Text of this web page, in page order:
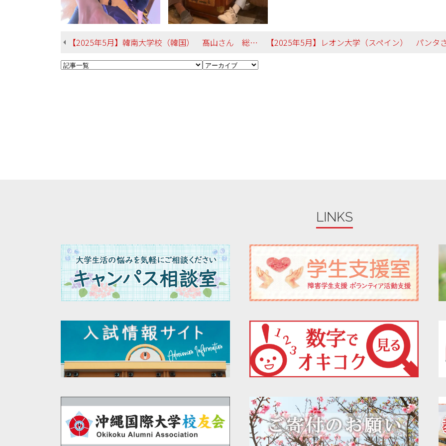
【2025年5月】韓南大学校（韓国） 髙山さん 総合文化学部 社会文化学科
LINKS